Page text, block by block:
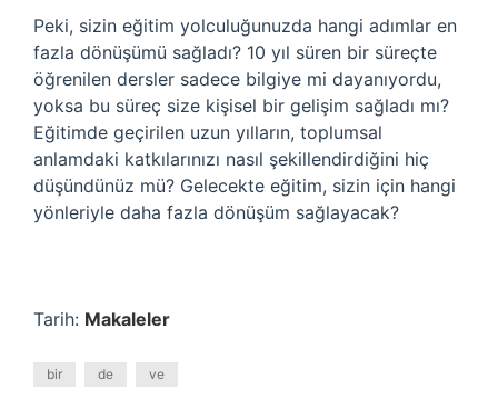
Peki, sizin eğitim yolculuğunuzda hangi adımlar en
fazla dönüşümü sağladı? 10 yıl süren bir süreçte
öğrenilen dersler sadece bilgiye mi dayanıyordu,
yoksa bu süreç size kişisel bir gelişim sağladı mı?
Eğitimde geçirilen uzun yılların, toplumsal
anlamdaki katkılarınızı nasıl şekillendirdiğini hiç
düşündünüz mü? Gelecekte eğitim, sizin için hangi
yönleriyle daha fazla dönüşüm sağlayacak?
Tarih: Makaleler
bir de ve